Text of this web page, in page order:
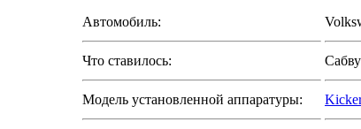
Автомобиль:
Что ставилось:
Модель установленной аппаратуры: